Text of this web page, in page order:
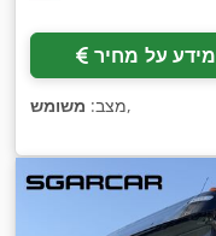
מידע על מחיר
מצב: משומש ,